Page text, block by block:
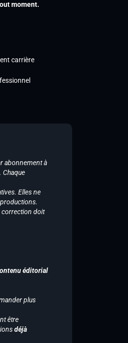
moment.
carrière
abonnement à
Chaque
Elles ne
correction doit
éditorial
plus
être
déjà